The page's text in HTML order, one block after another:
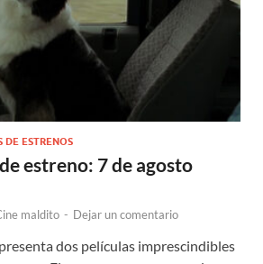
DE ESTRENOS
estreno: 7 de agosto
maldito - Dejar un comentario
dos películas imprescindibles